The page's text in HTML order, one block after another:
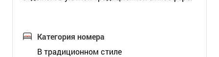
Категория номера
В традиционном стиле